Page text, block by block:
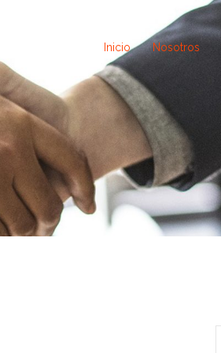
Inicio Nosotros